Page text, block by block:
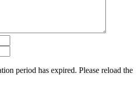
period has expired. Please reload the